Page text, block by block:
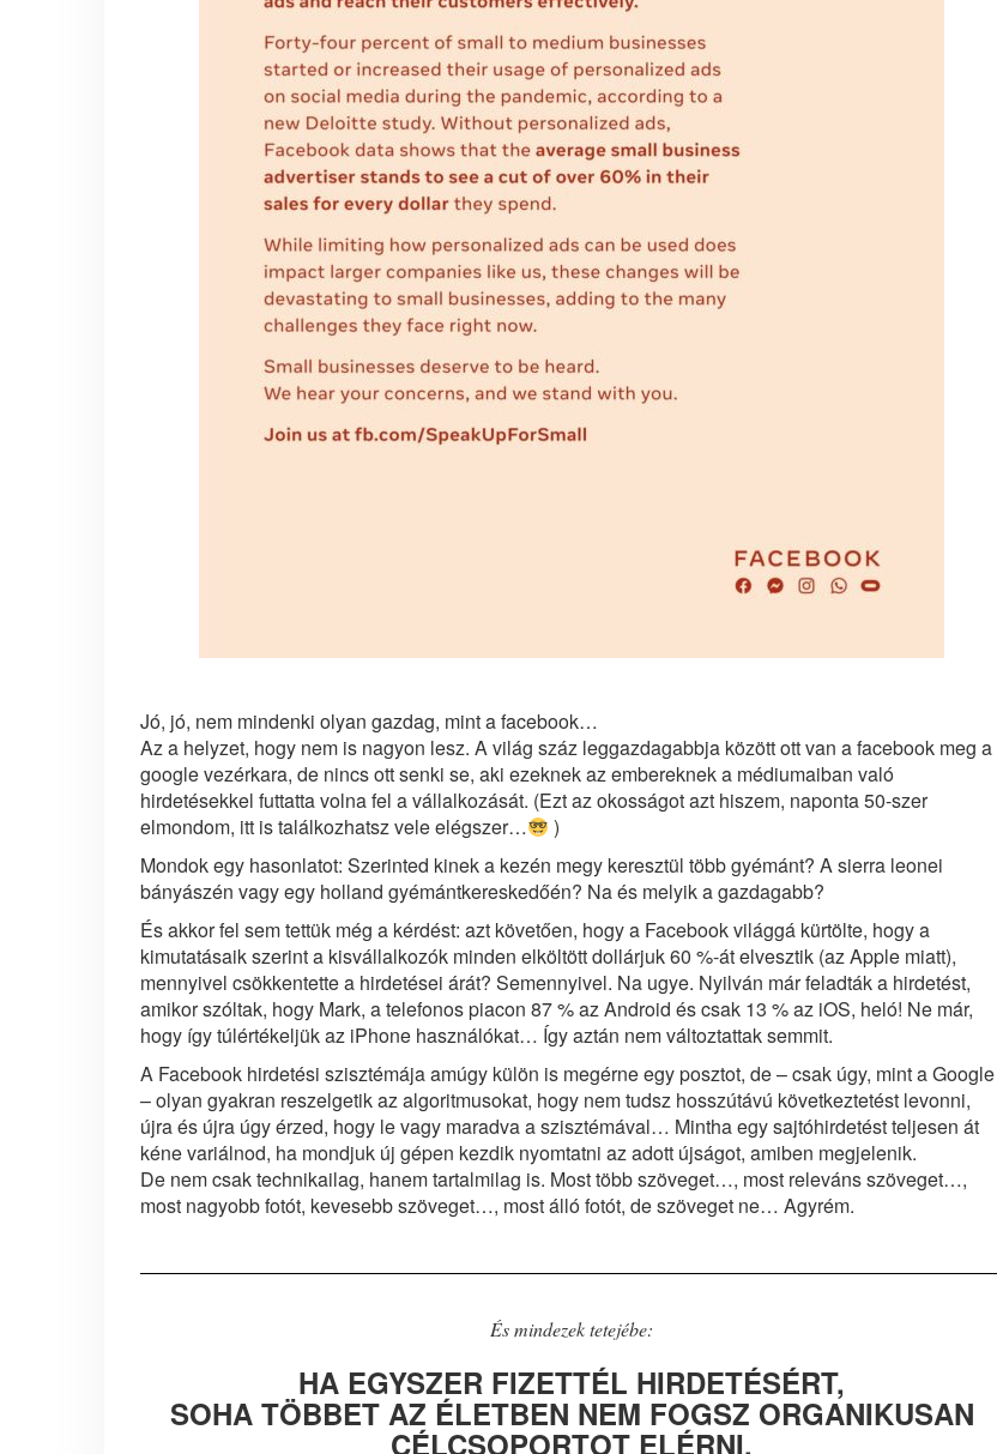
Jó, jó, nem mindenki olyan gazdag, mint a facebook…
Az a helyzet, hogy nem is nagyon lesz. A világ száz leggazdagabbja között ott van a facebook meg a
google vezérkara, de nincs ott senki se, aki ezeknek az embereknek a médiumaiban való
hirdetésekkel futtatta volna fel a vállalkozását. (Ezt az okosságot azt hiszem, naponta 50-szer
elmondom, itt is találkozhatsz vele elégszer…
)
Mondok egy hasonlatot: Szerinted kinek a kezén megy keresztül több gyémánt? A sierra leonei
bányászén vagy egy holland gyémántkereskedőén? Na és melyik a gazdagabb?
És akkor fel sem tettük még a kérdést: azt követően, hogy a Facebook világgá kürtölte, hogy a
kimutatásaik szerint a kisvállalkozók minden elköltött dollárjuk 60 %-át elvesztik (az Apple miatt),
mennyivel csökkentette a hirdetései árát? Semennyivel. Na ugye. Nyilván már feladták a hirdetést,
amikor szóltak, hogy Mark, a telefonos piacon 87 % az Android és csak 13 % az iOS, heló! Ne már,
hogy így túlértékeljük az iPhone használókat… Így aztán nem változtattak semmit.
A Facebook hirdetési szisztémája amúgy külön is megérne egy posztot, de – csak úgy, mint a Google
– olyan gyakran reszelgetik az algoritmusokat, hogy nem tudsz hosszútávú következtetést levonni,
újra és újra úgy érzed, hogy le vagy maradva a szisztémával… Mintha egy sajtóhirdetést teljesen át
kéne variálnod, ha mondjuk új gépen kezdik nyomtatni az adott újságot, amiben megjelenik.
De nem csak technikailag, hanem tartalmilag is. Most több szöveget…, most releváns szöveget…,
most nagyobb fotót, kevesebb szöveget…, most álló fotót, de szöveget ne… Agyrém.
És mindezek tetejébe:
HA EGYSZER FIZETTÉL HIRDETÉSÉRT,
SOHA TÖBBET AZ ÉLETBEN NEM FOGSZ ORGANIKUSAN
CÉLCSOPORTOT ELÉRNI.